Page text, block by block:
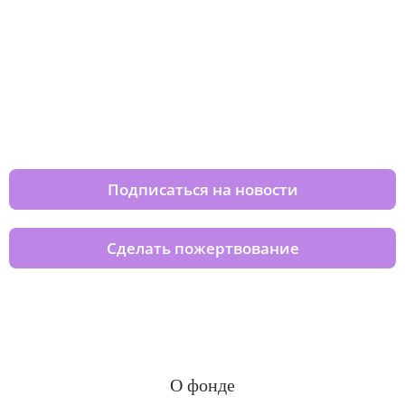
Подписаться на новости
Сделать пожертвование
О фонде